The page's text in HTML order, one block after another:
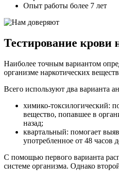
Опыт работы более 7 лет
Тестирование крови
Наиболее точным вариантом
организме наркотических
Всего используют два варианта
химико-токсилогический:
вещество, попавшее в
назад;
квартальный: помогает
употребленное от 48 часов
С помощью первого варианта
системе организма. Однако